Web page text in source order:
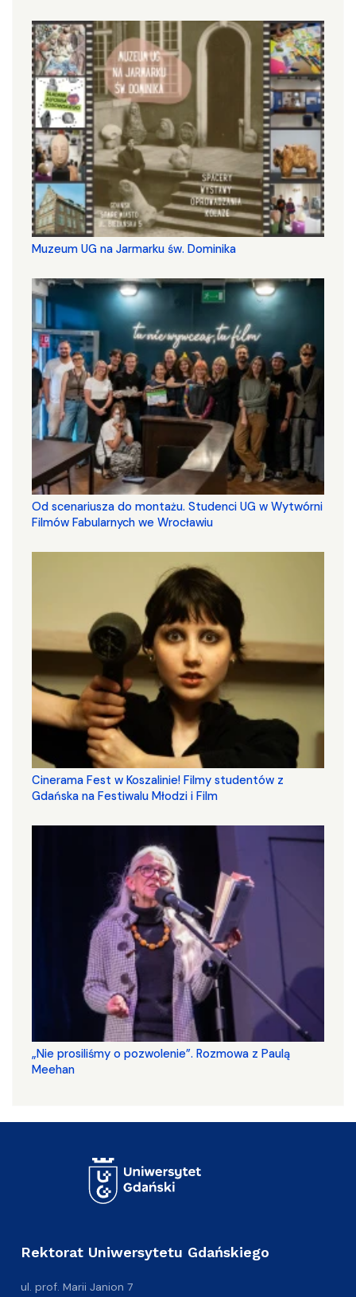
Muzeum UG na Jarmarku św. Dominika
Od scenariusza do montażu. Studenci UG w Wytwórni
Filmów Fabularnych we Wrocławiu
Cinerama Fest w Koszalinie! Filmy studentów z
Gdańska na Festiwalu Młodzi i Film
„Nie prosiliśmy o pozwolenie”. Rozmowa z Paulą
Meehan
Rektorat Uniwersytetu Gdańskiego
ul. prof. Marii Janion 7